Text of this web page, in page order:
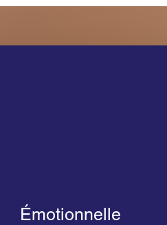
Émotionnelle